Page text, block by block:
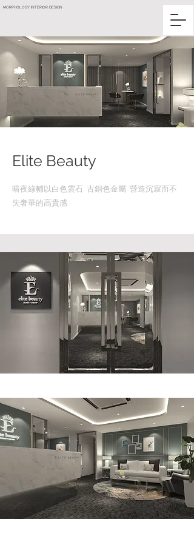
MORPHOLOGY INTERIOR DESIGN
Elite Beauty
暗夜綠輔以白色雲石 古銅色金屬 營造沉寂而不
失奢華的高貴感